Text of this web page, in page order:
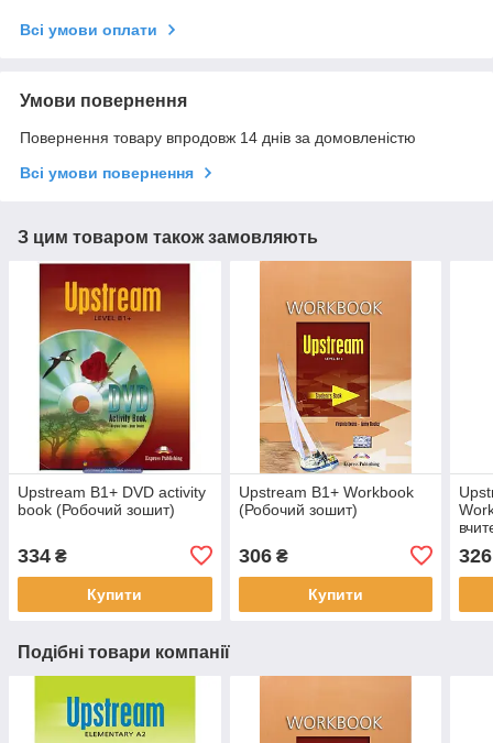
Всі умови оплати
Умови повернення
Повернення товару впродовж 14 днів за домовленістю
Всі умови повернення
З цим товаром також замовляють
Upstream B1+ DVD activity
book (Робочий зошит)
334 ₴
Купити
Upstream B1+ Workbook
(Робочий зошит)
306₴
Купити
326
Подібні товари компанії